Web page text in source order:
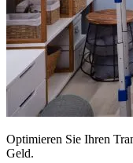
Optimieren Sie Ihren
Geld.